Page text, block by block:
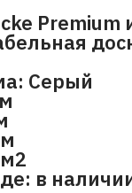
Premium
Серый
в